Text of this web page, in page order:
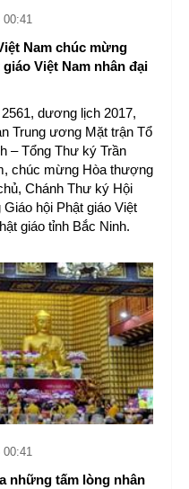
00:41
Nam chúc mừng
Việt Nam nhân đại
dương lịch 2017,
Trung ương Mặt trận Tổ
– Tổng Thư ký Trần
chúc mừng Hòa thượng
Chánh Thư ký Hội
hội Phật giáo Việt
giáo tỉnh Bắc Ninh.
00:41
những tấm lòng nhân